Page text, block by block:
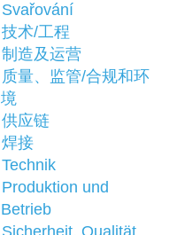
Svařování
技术/工程
制造及运营
质量、监管/合规和环
境
供应链
焊接
Technik
Produktion und
Betrieb
Sicherheit, Qualität